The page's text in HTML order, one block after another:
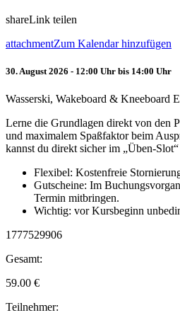
shareLink teilen
attachmentZum Kalendar hinzufügen
30. August 2026 - 12:00 Uhr bis 14:00 Uhr
Wasserski, Wakeboard & Kneeboard
Lerne die Grundlagen direkt von den
und maximalem Spaßfaktor beim
kannst du direkt sicher im „Üben-
Flexibel: Kostenfreie
Gutscheine: Im
Termin mitbringen.
Wichtig: vor Kursbeginn
1777529906
Gesamt:
59.00 €
Teilnehmer: